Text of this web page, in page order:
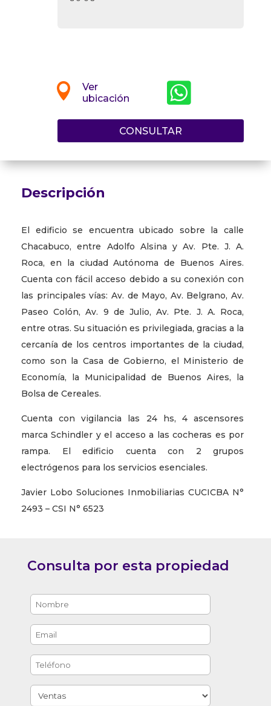

Ver
ubicación

CONSULTAR
Descripción
El edificio se encuentra ubicado sobre la calle
Chacabuco, entre Adolfo Alsina y Av. Pte. J. A.
Roca, en la ciudad Autónoma de Buenos Aires.
Cuenta con fácil acceso debido a su conexión con
las principales vías: Av. de Mayo, Av. Belgrano, Av.
Paseo Colón, Av. 9 de Julio, Av. Pte. J. A. Roca,
entre otras. Su situación es privilegiada, gracias a la
cercanía de los centros importantes de la ciudad,
como son la Casa de Gobierno, el Ministerio de
Economía, la Municipalidad de Buenos Aires, la
Bolsa de Cereales.
Cuenta con vigilancia las 24 hs, 4 ascensores
marca Schindler y el acceso a las cocheras es por
rampa. El edificio cuenta con 2 grupos
electrógenos para los servicios esenciales.
Javier Lobo Soluciones Inmobiliarias CUCICBA N°
2493 – CSI N° 6523
Consulta por esta propiedad